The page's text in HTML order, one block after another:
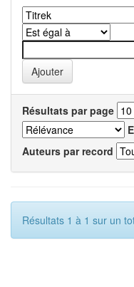
Résultats par page
Auteurs par record
Résultats 1 à 1 sur un